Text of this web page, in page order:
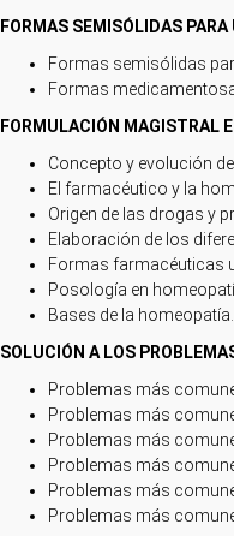
FORMAS SEMISÓLIDAS
Formas semisólidas
Formas
FORMULACIÓN MAGISTRAL
Concepto y evolución
El farmacéutico y la
Origen de las drogas y
Elaboración de los
Formas farmacéuticas
Posología en
Bases de la homeopatía.
SOLUCIÓN A LOS
Problemas más
Problemas más
Problemas más
Problemas más
Problemas más
Problemas más